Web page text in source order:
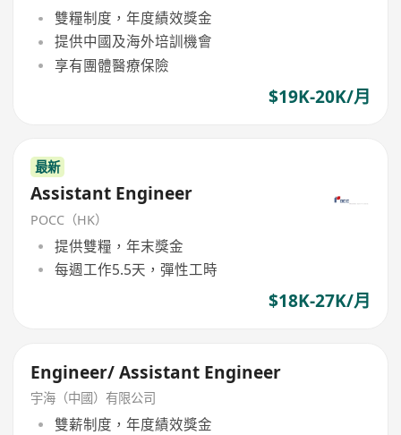
雙糧制度，年度績效獎金
提供中國及海外培訓機會
享有團體醫療保險
$19K-20K/月
最新
Assistant Engineer
POCC（HK）
提供雙糧，年末獎金
每週工作5.5天，彈性工時
$18K-27K/月
Engineer/ Assistant Engineer
宇海（中國）有限公司
雙薪制度，年度績效獎金